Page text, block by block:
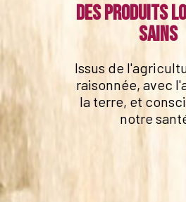
Des produits
sains
Issus de
raisonnée, avec
la terre, et
notre